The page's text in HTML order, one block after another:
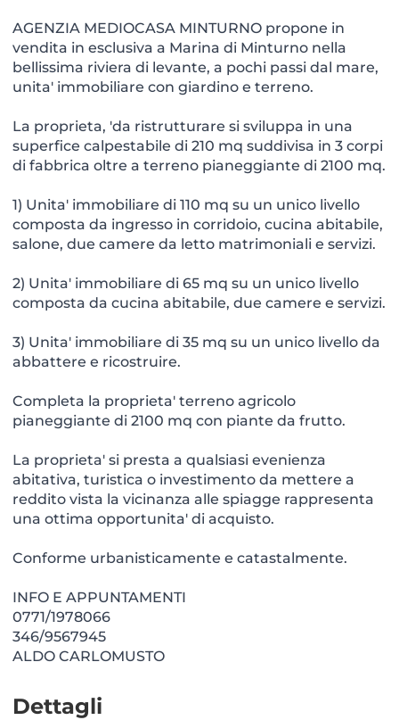
AGENZIA MEDIOCASA MINTURNO propone in
vendita in esclusiva a Marina di Minturno nella
bellissima riviera di levante, a pochi passi dal mare,
unita' immobiliare con giardino e terreno.
La proprieta, 'da ristrutturare si sviluppa in una
superfice calpestabile di 210 mq suddivisa in 3 corpi
di fabbrica oltre a terreno pianeggiante di 2100 mq.
1) Unita' immobiliare di 110 mq su un unico livello
composta da ingresso in corridoio, cucina abitabile,
salone, due camere da letto matrimoniali e servizi.
2) Unita' immobiliare di 65 mq su un unico livello
composta da cucina abitabile, due camere e servizi.
3) Unita' immobiliare di 35 mq su un unico livello da
abbattere e ricostruire.
Completa la proprieta' terreno agricolo
pianeggiante di 2100 mq con piante da frutto.
La proprieta' si presta a qualsiasi evenienza
abitativa, turistica o investimento da mettere a
reddito vista la vicinanza alle spiagge rappresenta
una ottima opportunita' di acquisto.
Conforme urbanisticamente e catastalmente.
INFO E APPUNTAMENTI
0771/1978066
346/9567945
ALDO CARLOMUSTO
Dettagli